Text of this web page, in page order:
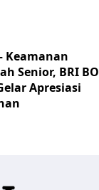
Keamanan
Senior, BRI BO
Apresiasi